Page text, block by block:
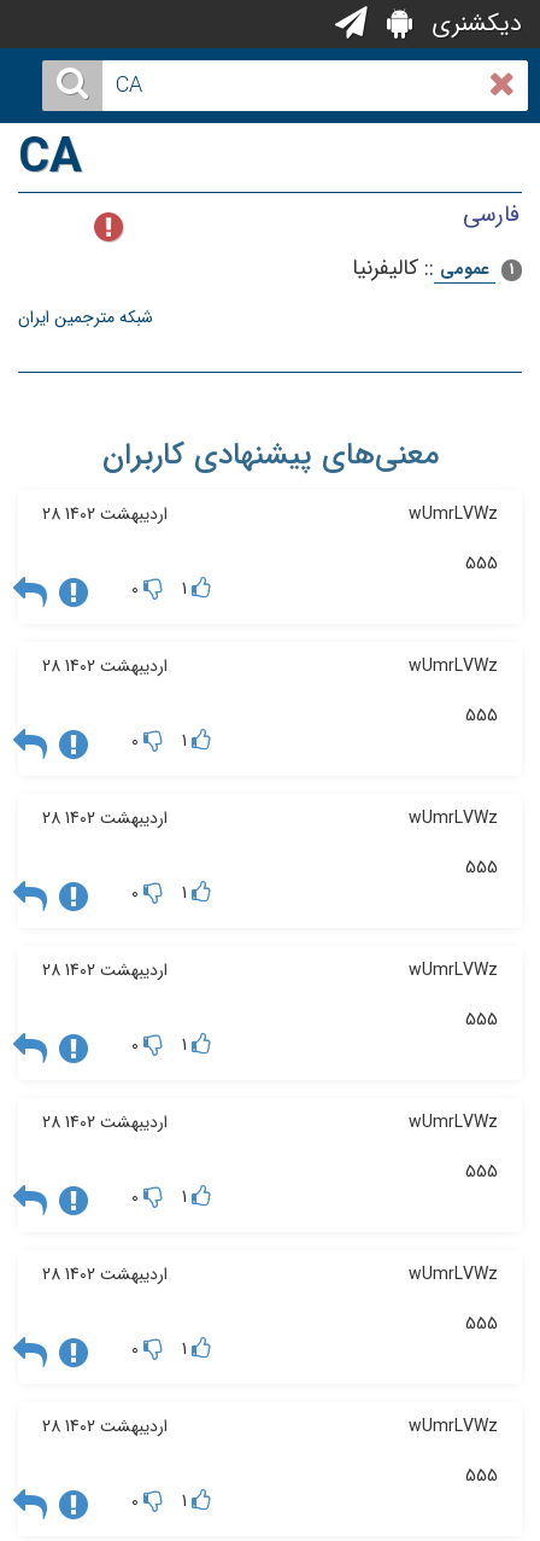
دیکشنری
CA
فارسی
1 عمومی :: کالیفرنیا
شبکه مترجمین ایران
معنی‌های پیشنهادی کاربران
wUmrLVWz 28 اردیبهشت 1402
555
1
0
wUmrLVWz 28 اردیبهشت 1402
555
1
0
wUmrLVWz 28 اردیبهشت 1402
555
1
0
wUmrLVWz 28 اردیبهشت 1402
555
1
0
wUmrLVWz 28 اردیبهشت 1402
555
1
0
wUmrLVWz 28 اردیبهشت 1402
555
1
0
wUmrLVWz 28 اردیبهشت 1402
555
1
0